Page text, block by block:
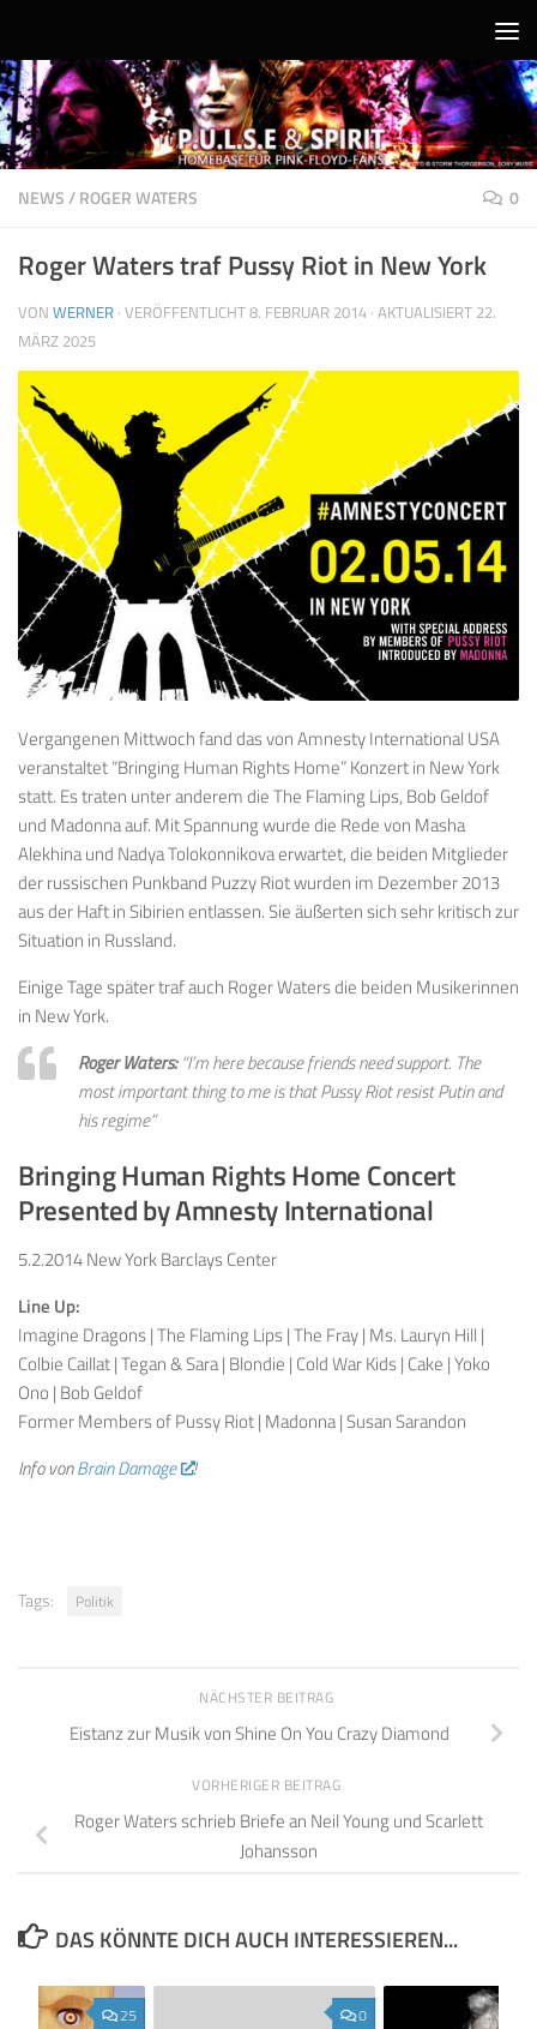
NEWS/ROGER WATERS 0
Roger Waters traf Pussy Riot in New York
VON WERNER · VERÖFFENTLICHT8. FEBRUAR 2014 · AKTUALISIERT 22.
MÄRZ 2025
Vergangenen Mittwoch fand das von Amnesty International USA
veranstaltet “Bringing Human Rights Home” Konzert in New York
statt. Es traten unter anderem die The Flaming Lips, Bob Geldof
und Madonna auf. Mit Spannung wurde die Rede von Masha
Alekhina und Nadya Tolokonnikova erwartet, die beiden Mitglieder
der russischen Punkband Puzzy Riot wurden im Dezember 2013
aus der Haft in Sibirien entlassen. Sie äußerten sich sehr kritisch zur
Situation in Russland.
Einige Tage später traf auch Roger Waters die beiden Musikerinnen
in New York.
Roger Waters:“I’m here because friends need support. The
most important thing to me is that Pussy Riot resist Putin and
his regime”
Bringing Human Rights Home Concert
Presented by Amnesty International
5.2.2014 New York Barclays Center
Line Up:
Imagine Dragons | The Flaming Lips | The Fray | Ms. Lauryn Hill |
Colbie Caillat | Tegan & Sara | Blondie | Cold War Kids | Cake | Yoko
Ono | Bob Geldof
Former Members of Pussy Riot | Madonna | Susan Sarandon
Info vonBrain Damage !
Tags: Politik
NÄCHSTER BEITRAG
Eistanz zur Musik von Shine On You Crazy Diamond
VORHERIGER BEITRAG
Roger Waters schrieb Briefe an Neil Young und Scarlett
Johansson
DAS KÖNNTE DICH AUCH INTERESSIEREN...
0
25